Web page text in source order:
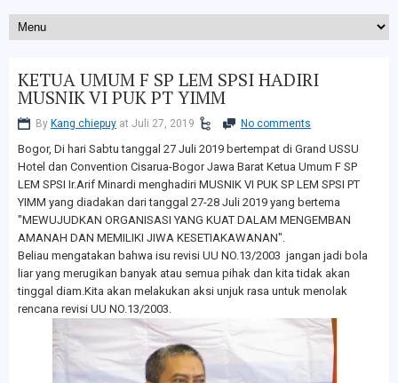
KETUA UMUM F SP LEM SPSI HADIRI
MUSNIK VI PUK PT YIMM
By Kang chiepuy at Juli 27, 2019 No comments
Bogor, Di hari Sabtu tanggal 27 Juli 2019 bertempat di Grand USSU
Hotel dan Convention Cisarua-Bogor Jawa Barat Ketua Umum F SP
LEM SPSI Ir.Arif Minardi menghadiri MUSNIK VI PUK SP LEM SPSI PT
YIMM yang diadakan dari tanggal 27-28 Juli 2019 yang bertema
"MEWUJUDKAN ORGANISASI YANG KUAT DALAM MENGEMBAN
AMANAH DAN MEMILIKI JIWA KESETIAKAWANAN".
Beliau mengatakan bahwa isu revisi UU NO.13/2003 jangan jadi bola
liar yang merugikan banyak atau semua pihak dan kita tidak akan
tinggal diam.Kita akan melakukan aksi unjuk rasa untuk menolak
rencana revisi UU NO.13/2003.